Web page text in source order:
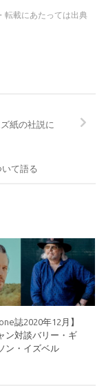
転載にあたっては出典
紙の社説に
て語る
誌2020年12月】
ン対談バリー・ギ
ン・イズベル